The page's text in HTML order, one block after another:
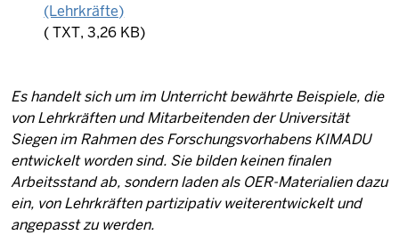
(Lehrkräfte)
(TXT, 3,26 KB)
Es handelt sich um im Unterricht bewährte Beispiele, die
von Lehrkräften und Mitarbeitenden der Universität
Siegen im Rahmen des Forschungsvorhabens KIMADU
entwickelt worden sind. Sie bilden keinen finalen
Arbeitsstand ab, sondern laden als OER-Materialien dazu
ein, von Lehrkräften partizipativ weiterentwickelt und
angepasst zu werden.